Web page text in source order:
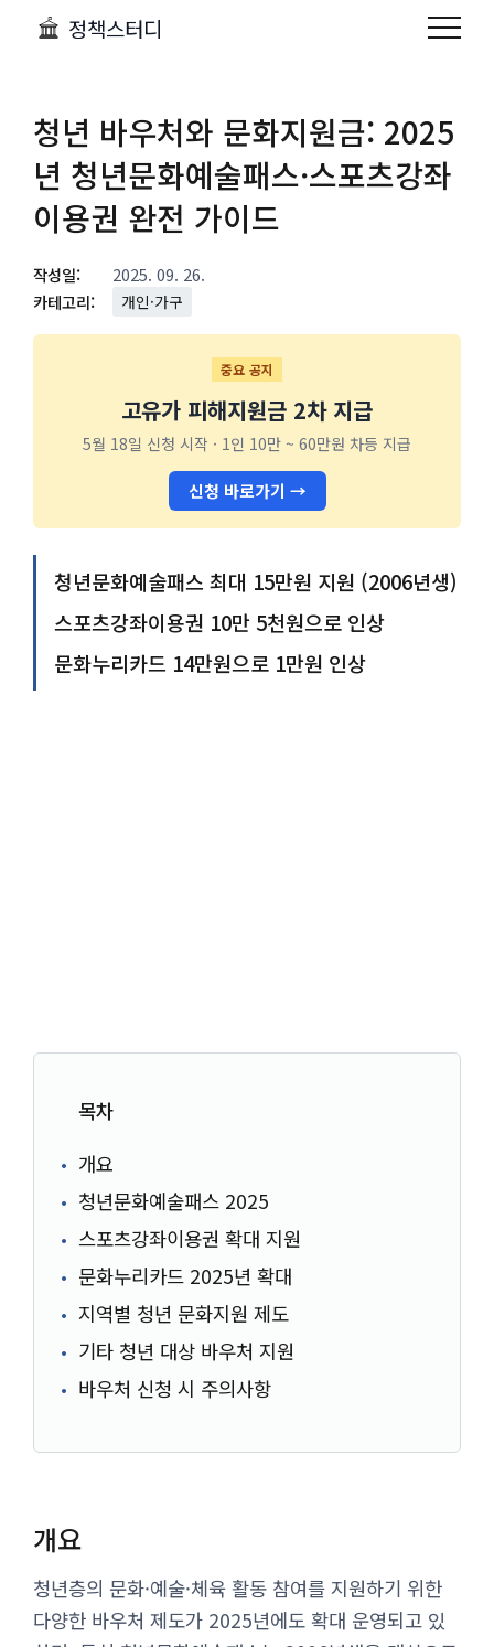
정책스터디
청년 바우처와 문화지원금: 2025
년 청년문화예술패스·스포츠강좌
이용권 완전 가이드
작성일:
2025. 09. 26.
카테고리:
개인·가구
중요 공지
고유가 피해지원금 2차 지급
5월 18일 신청 시작 · 1인 10만 ~ 60만원 차등 지급
신청 바로가기 →
청년문화예술패스 최대 15만원 지원 (2006년생)
스포츠강좌이용권 10만 5천원으로 인상
문화누리카드 14만원으로 1만원 인상
목차
개요
청년문화예술패스 2025
스포츠강좌이용권 확대 지원
문화누리카드 2025년 확대
지역별 청년 문화지원 제도
기타 청년 대상 바우처 지원
바우처 신청 시 주의사항
개요
청년층의 문화·예술·체육 활동 참여를 지원하기 위한
다양한 바우처 제도가 2025년에도 확대 운영되고 있